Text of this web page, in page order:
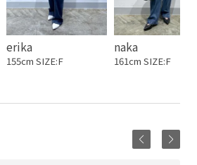
erika
155cm SIZE:F
naka
161cm SIZE:F